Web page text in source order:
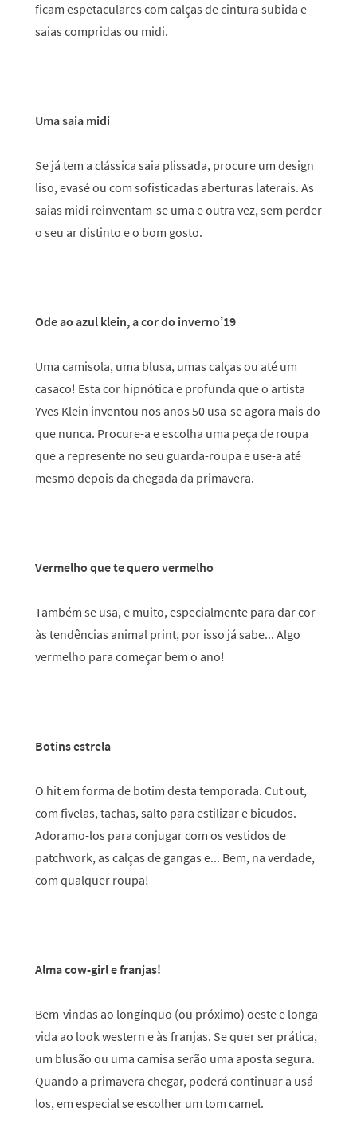
ficam espetaculares com calças de cintura subida e
saias compridas ou midi.
Uma saia midi
Se já tem a clássica saia plissada, procure um design
liso, evasé ou com sofisticadas aberturas laterais. As
saias midi reinventam-se uma e outra vez, sem perder
o seu ar distinto e o bom gosto.
Ode ao azul klein, a cor do inverno’19
Uma camisola, uma blusa, umas calças ou até um
casaco! Esta cor hipnótica e profunda que o artista
Yves Klein inventou nos anos 50 usa-se agora mais do
que nunca. Procure-a e escolha uma peça de roupa
que a represente no seu guarda-roupa e use-a até
mesmo depois da chegada da primavera.
Vermelho que te quero vermelho
Também se usa, e muito, especialmente para dar cor
às tendências animal print, por isso já sabe... Algo
vermelho para começar bem o ano!
Botins estrela
O hit em forma de botim desta temporada. Cut out,
com fivelas, tachas, salto para estilizar e bicudos.
Adoramo-los para conjugar com os vestidos de
patchwork, as calças de gangas e... Bem, na verdade,
com qualquer roupa!
Alma cow-girl e franjas!
Bem-vindas ao longínquo (ou próximo) oeste e longa
vida ao look western e às franjas. Se quer ser prática,
um blusão ou uma camisa serão uma aposta segura.
Quando a primavera chegar, poderá continuar a usá-
los, em especial se escolher um tom camel.